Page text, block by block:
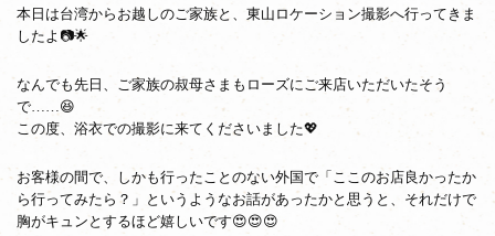
本日は台湾からお越しのご家族と、東山ロケーション撮影へ行ってきま
したよ📷🌟
なんでも先日、ご家族の叔母さまもローズにご来店いただいたそう
で……😆
この度、浴衣での撮影に来てくださいました💖
お客様の間で、しかも行ったことのない外国で「ここのお店良かったか
ら行ってみたら？」というようなお話があったかと思うと、それだけで
胸がキュンとするほど嬉しいです😍😍😍